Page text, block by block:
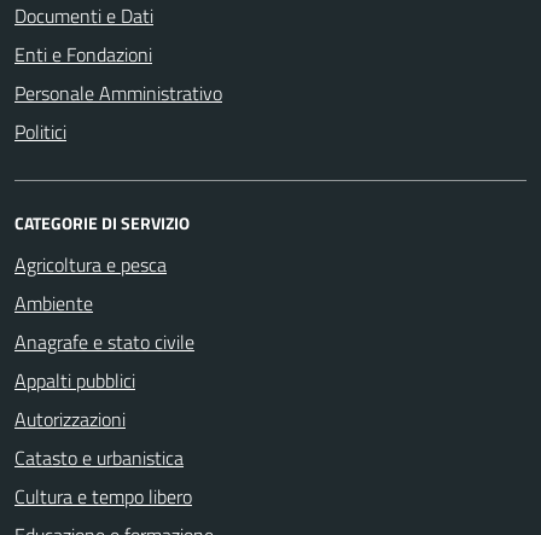
Documenti e Dati
Enti e Fondazioni
Personale Amministrativo
Politici
CATEGORIE DI SERVIZIO
Agricoltura e pesca
Ambiente
Anagrafe e stato civile
Appalti pubblici
Autorizzazioni
Catasto e urbanistica
Cultura e tempo libero